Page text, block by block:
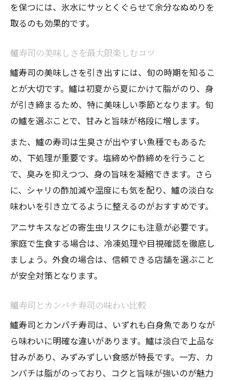
を保つには、氷水にサッとくぐらせて余分なぬめりを
取るのも効果的です。
鱸寿司の美味しさを最大限楽しむコツ
鱸寿司の美味しさを引き出すには、旬の時期を知るこ
とが大切です。鱸は初夏から夏にかけて脂がのり、身
が引き締まるため、特に美味しい季節となります。旬
の鱸を選ぶことで、甘みと旨味が格段に増します。
また、鱸の寿司は生臭さが出やすい魚種でもあるた
め、下処理が重要です。塩締めや酢締めを行うこと
で、臭みを抑えつつ、身の旨味を凝縮できます。さら
に、シャリの酢加減や温度にも気を配り、鱸の淡白な
味わいを引き立てるように整えるのがおすすめです。
アニサキスなどの寄生虫リスクにも注意が必要です。
家庭で生食する場合は、冷凍処理や目視確認を徹底し
ましょう。外食の場合は、信頼できる店舗を選ぶこと
が安全対策となります。
鱸寿司とカンパチ寿司の味わい比較
鱸寿司とカンパチ寿司は、いずれも白身魚でありなが
ら味わいに明確な違いがあります。鱸は淡白で上品な
甘みがあり、みずみずしい食感が特長です。一方、カ
ンパチは脂がのっており、コクと旨味が強いのが魅力